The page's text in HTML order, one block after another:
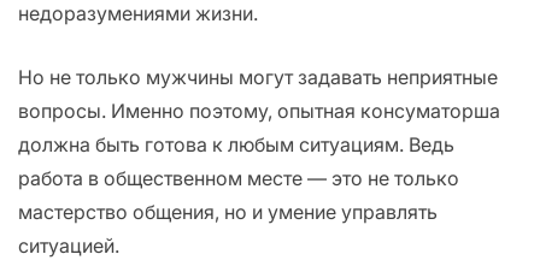
недоразумениями жизни.
Но не только мужчины могут задавать неприятные
вопросы. Именно поэтому, опытная консуматорша
должна быть готова к любым ситуациям. Ведь
работа в общественном месте — это не только
мастерство общения, но и умение управлять
ситуацией.